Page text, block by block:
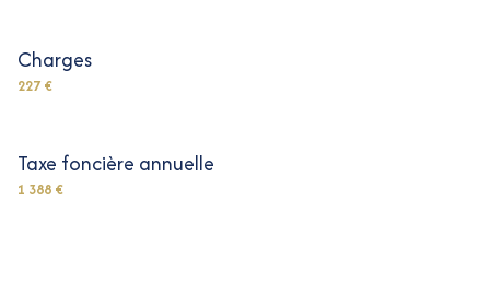
Charges
227 €
Taxe foncière annuelle
1 388 €